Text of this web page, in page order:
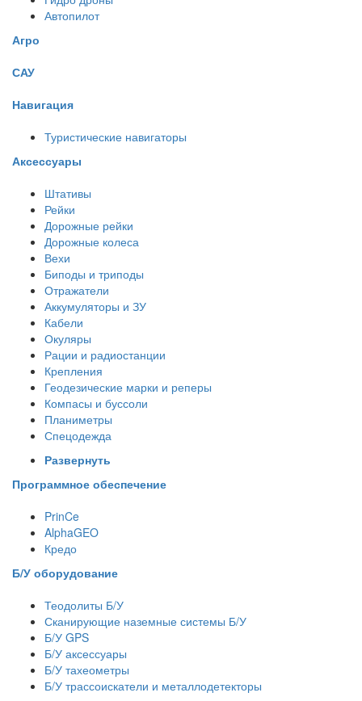
Автопилот
Агро
САУ
Навигация
Туристические навигаторы
Аксессуары
Штативы
Рейки
Дорожные рейки
Дорожные колеса
Вехи
Биподы и триподы
Отражатели
Аккумуляторы и ЗУ
Кабели
Окуляры
Рации и радиостанции
Крепления
Геодезические марки и реперы
Компасы и буссоли
Планиметры
Спецодежда
Развернуть
Программное обеспечение
PrinCe
AlphaGEO
Кредо
Б/У оборудование
Теодолиты Б/У
Сканирующие наземные системы Б/У
Б/У GPS
Б/У аксессуары
Б/У тахеометры
Б/У трассоискатели и металлодетекторы